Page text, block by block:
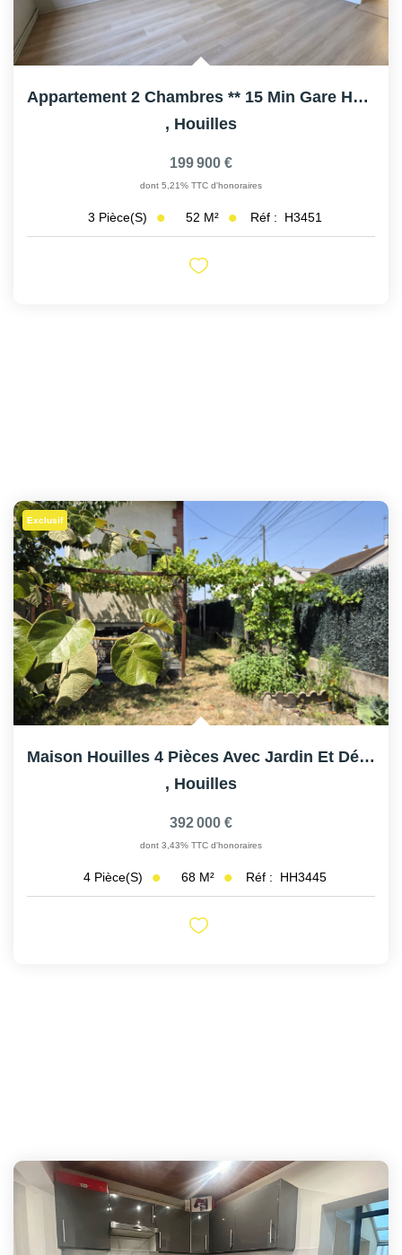
Appartement 2 Chambres ** 15 Min Gare HOUILLES
, Houilles
199 900 €
dont 5,21% TTC d'honoraires
3 Pièce(s) 52 M² Réf : H3451
Exclusif
Maison Houilles 4 Pièces Avec Jardin Et Dépendances
, Houilles
392 000 €
dont 3,43% TTC d'honoraires
4 Pièce(s) 68 M² Réf : HH3445